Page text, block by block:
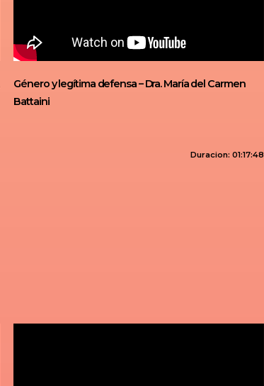
Género y legítima defensa – Dra. María del Carmen
Battaini
Duracion: 01:17:48